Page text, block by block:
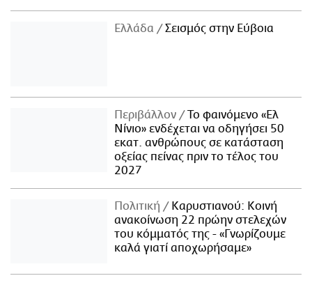
Ελλάδα Σεισμός στην Εύβοια
Περιβάλλον
Το φαινόμενο «Ελ
Νίνιο» ενδέχεται να οδηγήσει 50
εκατ. ανθρώπους σε κατάσταση
οξείας πείνας πριν το τέλος του
2027
Πολιτική
Καρυστιανού: Κοινή
ανακοίνωση 22 πρώην στελεχών
του κόμματός της - «Γνωρίζουμε
καλά γιατί αποχωρήσαμε»